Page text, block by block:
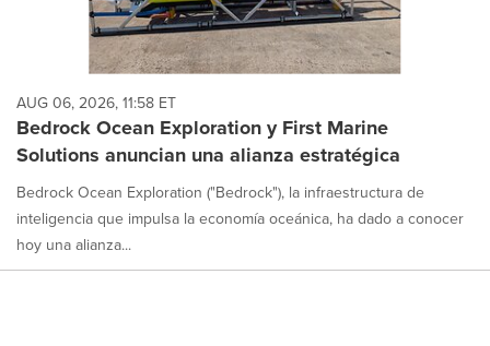
AUG 06, 2026, 11:58 ET
Bedrock Ocean Exploration y First Marine
Solutions anuncian una alianza estratégica
Bedrock Ocean Exploration ("Bedrock"), la infraestructura de
inteligencia que impulsa la economía oceánica, ha dado a conocer
hoy una alianza...